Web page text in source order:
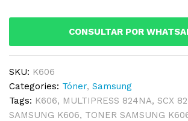
CONSULTAR POR
SKU: K606
Categories: Tóner, Samsung
Tags: K606, MULTIPRESS 824NA, SCX
SAMSUNG K606, TONER SAMSUNG